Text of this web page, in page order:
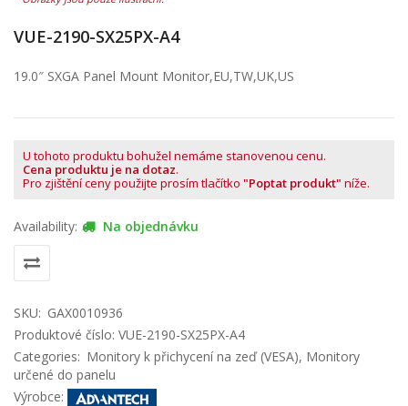
VUE-2190-SX25PX-A4
19.0″ SXGA Panel Mount Monitor,EU,TW,UK,US
U tohoto produktu bohužel nemáme stanovenou cenu.
Cena produktu je na dotaz.
Pro zjištění ceny použijte prosím tlačítko "Poptat produkt" níže.
Availability: Na objednávku
SKU: GAX0010936
Produktové číslo: VUE-2190-SX25PX-A4
Categories: Monitory k přichycení na zeď (VESA), Monitory
určené do panelu
Výrobce: